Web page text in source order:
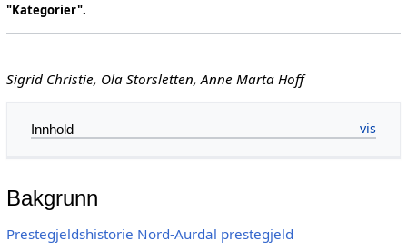
"Kategorier".
Sigrid Christie, Ola Storsletten, Anne Marta Hoff
Innhold
Bakgrunn
Prestegjeldshistorie Nord-Aurdal prestegjeld